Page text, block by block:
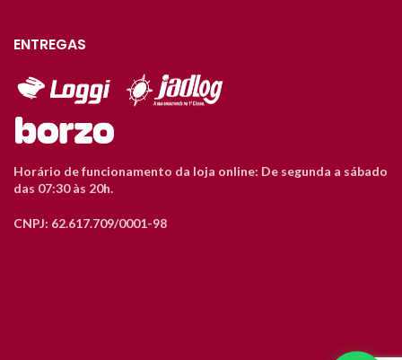
ENTREGAS
Horário de funcionamento da loja online: De segunda a sábado
das 07:30 às 20h.
CNPJ: 62.617.709/0001-98